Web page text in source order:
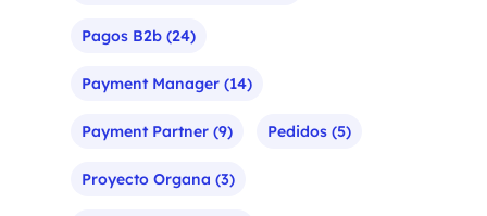
Pagos B2b (24)
Payment Manager (14)
Payment Partner (9) Pedidos (5)
Proyecto Organa (3)